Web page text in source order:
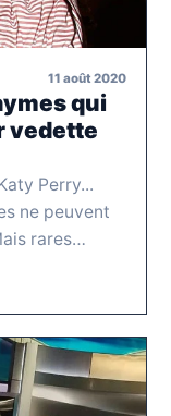
11 août 2020
qui
vedette
Perry...
ne peuvent
rares…